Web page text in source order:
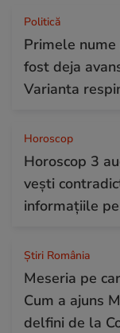
Politică
Primele
fost deja
Varianta
Horoscop
Horoscop 3
vești
informațiile
Știri România
Meseria pe
Cum a ajuns
delfini de la